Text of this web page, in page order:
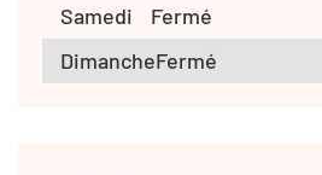
Samedi
Fermé
DimancheFermé